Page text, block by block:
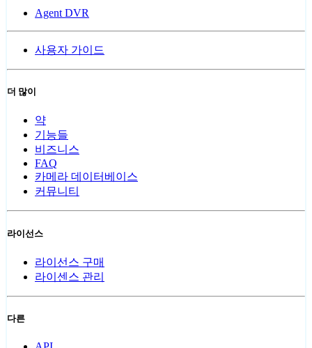
Agent DVR
사용자 가이드
더 많이
약
기능들
비즈니스
FAQ
카메라 데이터베이스
커뮤니티
라이선스
라이선스 구매
라이센스 관리
다른